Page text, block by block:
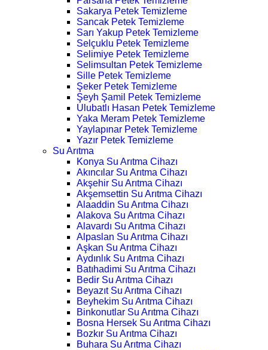
Sakarya Petek Temizleme
Sancak Petek Temizleme
Sarı Yakup Petek Temizleme
Selçuklu Petek Temizleme
Selimiye Petek Temizleme
Selimsultan Petek Temizleme
Sille Petek Temizleme
Şeker Petek Temizleme
Şeyh Şamil Petek Temizleme
Ulubatlı Hasan Petek Temizleme
Yaka Meram Petek Temizleme
Yaylapınar Petek Temizleme
Yazır Petek Temizleme
Su Arıtma
Konya Su Arıtma Cihazı
Akıncılar Su Arıtma Cihazı
Akşehir Su Arıtma Cihazı
Akşemsettin Su Arıtma Cihazı
Alaaddin Su Arıtma Cihazı
Alakova Su Arıtma Cihazı
Alavardı Su Arıtma Cihazı
Alpaslan Su Arıtma Cihazı
Aşkan Su Arıtma Cihazı
Aydınlık Su Arıtma Cihazı
Batıhadimi Su Arıtma Cihazı
Bedir Su Arıtma Cihazı
Beyazıt Su Arıtma Cihazı
Beyhekim Su Arıtma Cihazı
Binkonutlar Su Arıtma Cihazı
Bosna Hersek Su Arıtma Cihazı
Bozkır Su Arıtma Cihazı
Buhara Su Arıtma Cihazı